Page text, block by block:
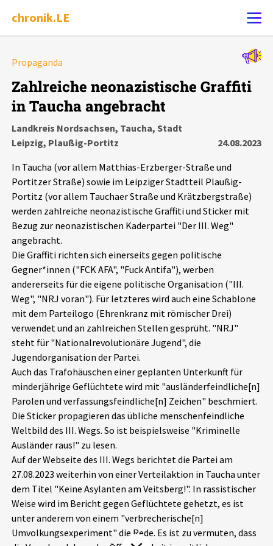
chronik.LE
Chronik
Dossiers
Leipziger Zustände
Schlaglichter
Phänomene
Aktuelles
Alle Beiträge
Veranstaltungen
Pressemitteilungen
Podcasts
Über uns
Projektbeschreibung
Kontakt
Unterstützer_innen
Spenden
chronik.LE in der Presse
Propaganda
Zahlreiche neonazistische Graffiti
in Taucha angebracht
Landkreis Nordsachsen, Taucha, Stadt
Leipzig, Plaußig-Portitz
24.08.2023
In Taucha (vor allem Matthias-Erzberger-Straße und
Portitzer Straße) sowie im Leipziger Stadtteil Plaußig-
Portitz (vor allem Tauchaer Straße und Krätzbergstraße)
werden zahlreiche neonazistische Graffiti und Sticker mit
Bezug zur neonazistischen Kaderpartei "Der III. Weg"
angebracht.
Die Graffiti richten sich einerseits gegen politische
Gegner*innen ("FCK AFA", "Fuck Antifa"), werben
andererseits für die eigene politische Organisation ("III.
Weg", "NRJ voran"). Für letzteres wird auch eine Schablone
mit dem Parteilogo (Ehrenkranz mit römischer Drei)
verwendet und an zahlreichen Stellen gesprüht. "NRJ"
steht für "Nationalrevolutionäre Jugend", die
Jugendorganisation der Partei.
Auch das Trafohäuschen einer geplanten Unterkunft für
minderjährige Geflüchtete wird mit "ausländerfeindliche[n]
Parolen und verfassungsfeindliche[n] Zeichen" beschmiert.
Die Sticker propagieren das übliche menschenfeindliche
Weltbild des III. Wegs. So ist beispielsweise "Kriminelle
Ausländer raus!" zu lesen.
Auf der Webseite des III. Wegs berichtet die Partei am
27.08.2023 weiterhin von einer Verteilaktion in Taucha unter
dem Titel "Keine Asylanten am Veitsberg!". In rassistischer
Weise wird im Bericht gegen Geflüchtete gehetzt, es ist
unter anderem von einem "verbrecherische[n]
Umvolkungsexperiment" die Rede. Es ist zu vermuten, dass
Alle Ereignisse
7502Ereignisse
Ereignisse Statistik
Filter Erklärungen